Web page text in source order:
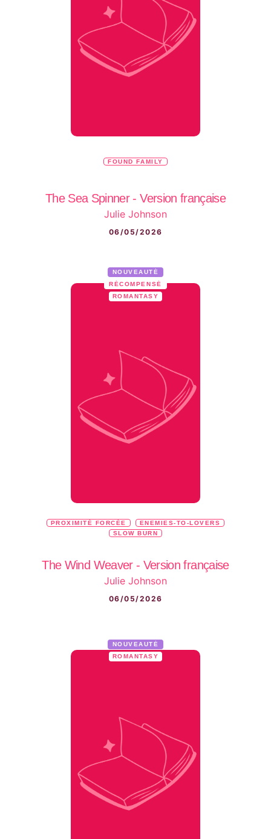
FOUND FAMILY
The Sea Spinner - Version française
Julie Johnson
06/05/2026
NOUVEAUTÉ
RÉCOMPENSÉ
ROMANTASY
PROXIMITÉ FORCÉE
ENEMIES-TO-LOVERS
SLOW BURN
The Wind Weaver - Version française
Julie Johnson
06/05/2026
NOUVEAUTÉ
ROMANTASY